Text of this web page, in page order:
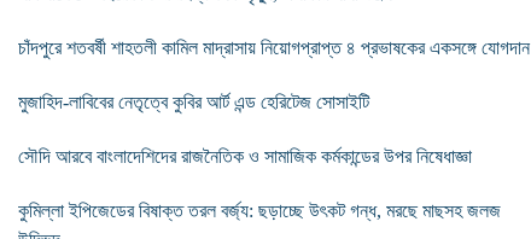
চাঁদপুরে শতবর্ষী শাহতলী কামিল মাদ্রাসায় নিয়োগপ্রাপ্ত ৪ প্রভাষকের একসঙ্গে যোগদান
মুজাহিদ-লাবিবের নেতৃত্বে কুবির আর্ট এন্ড হেরিটেজ সোসাইটি
সৌদি আরবে বাংলাদেশিদের রাজনৈতিক ও সামাজিক কর্মকান্ডের উপর নিষেধাজ্ঞা
কুমিল্লা ইপিজেডের বিষাক্ত তরল বর্জ্য: ছড়াচ্ছে উৎকট গন্ধ, মরছে মাছসহ জলজ